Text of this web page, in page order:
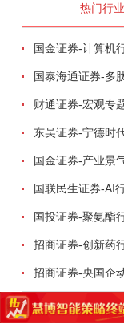
热门行业
国金证券-计算机
国金证券-产业景